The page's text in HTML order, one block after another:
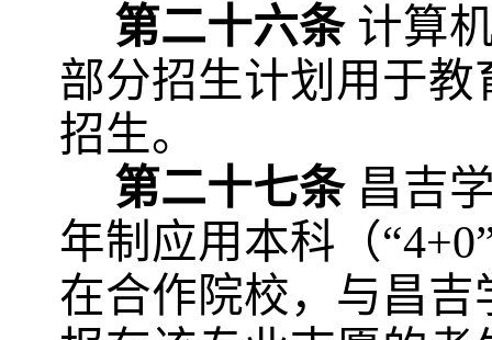
第二十六条 计算
部分招生计划用于教
招生。
第二十七条 昌吉
年制应用本科（
在合作院校，与昌